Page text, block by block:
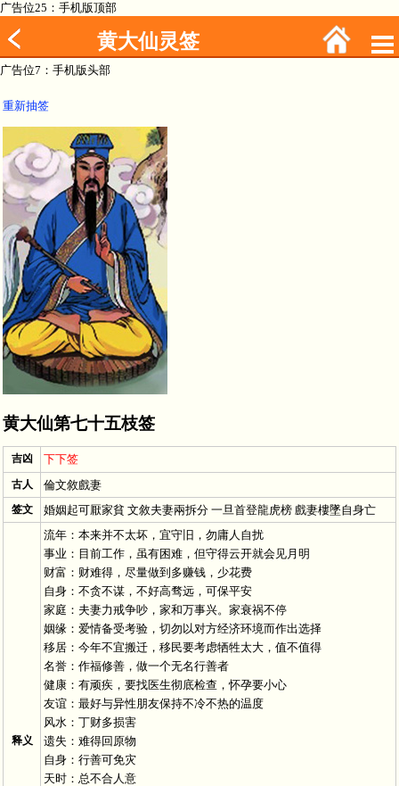
广告位25：手机版顶部
黄大仙灵签
广告位7：手机版头部
重新抽签
黄大仙第七十五枝签
吉凶 下下签
古人 倫文敘戲妻
签文 婚姻起可厭家貧 文敘夫妻兩拆分 一旦首登龍虎榜 戲妻樓墜自身亡
释义
流年：本来并不太坏，宜守旧，勿庸人自扰
事业：目前工作，虽有困难，但守得云开就会见月明
财富：财难得，尽量做到多赚钱，少花费
自身：不贪不谋，不好高骛远，可保平安
家庭：夫妻力戒争吵，家和万事兴。家衰祸不停
姻缘：爱情备受考验，切勿以对方经济环境而作出选择
移居：今年不宜搬迁，移民要考虑牺牲太大，值不值得
名誉：作福修善，做一个无名行善者
健康：有顽疾，要找医生彻底检查，怀孕要小心
友谊：最好与异性朋友保持不冷不热的温度
风水：丁财多损害
遗失：难得回原物
自身：行善可免灾
天时：总不合人意